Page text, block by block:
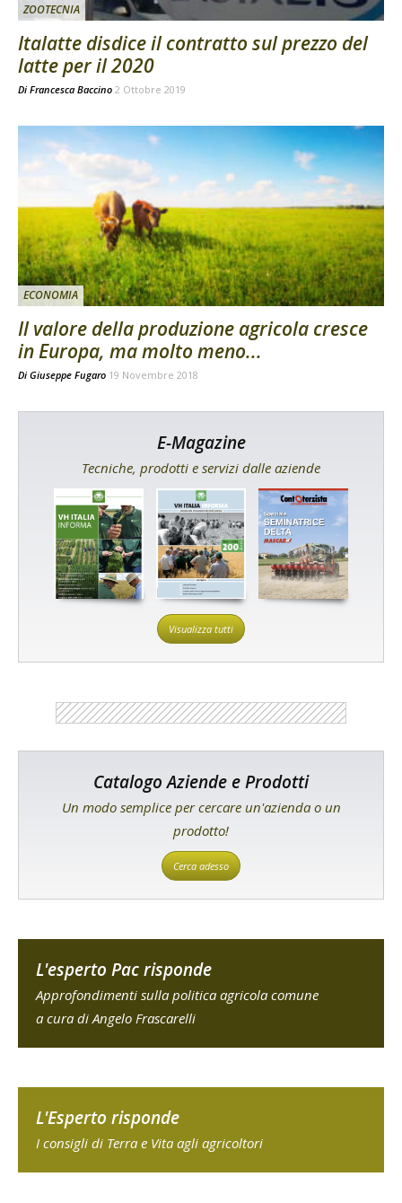
ZOOTECNIA
Italatte disdice il contratto sul prezzo del
latte per il 2020
Di Francesca Baccino 2 Ottobre 2019
ECONOMIA
Il valore della produzione agricola cresce
in Europa, ma molto meno...
Di Giuseppe Fugaro 19 Novembre 2018
E-Magazine
Tecniche, prodotti e servizi dalle aziende
Visualizza tutti
Catalogo Aziende e Prodotti
Un modo semplice per cercare un'azienda o un
prodotto!
Cerca adesso
L'esperto Pac risponde
Approfondimenti sulla politica agricola comune
a cura di Angelo Frascarelli
L'Esperto risponde
I consigli di Terra e Vita agli agricoltori